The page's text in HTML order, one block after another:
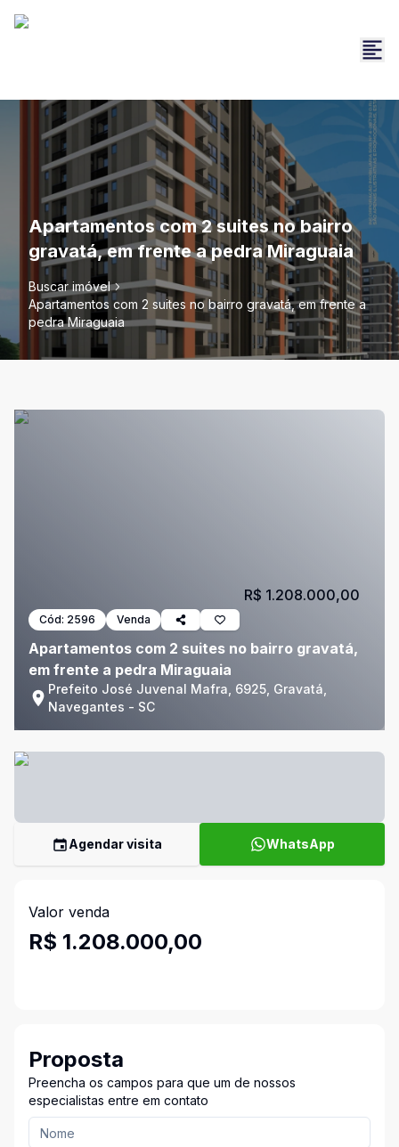
Apartamentos com 2 suites no bairro
gravatá, em frente a pedra Miraguaia
Buscar imóvel
Apartamentos com 2 suites no bairro gravatá, em frente a
pedra Miraguaia
Cód: 2596 Venda
Apartamentos com 2 suites no bairro gravatá,
em frente a pedra Miraguaia
Prefeito José Juvenal Mafra, 6925, Gravatá,
Navegantes - SC
R$ 1.208.000,00
Agendar visita WhatsApp
Valor venda
R$ 1.208.000,00
Proposta
Preencha os campos para que um de nossos
especialistas entre em contato